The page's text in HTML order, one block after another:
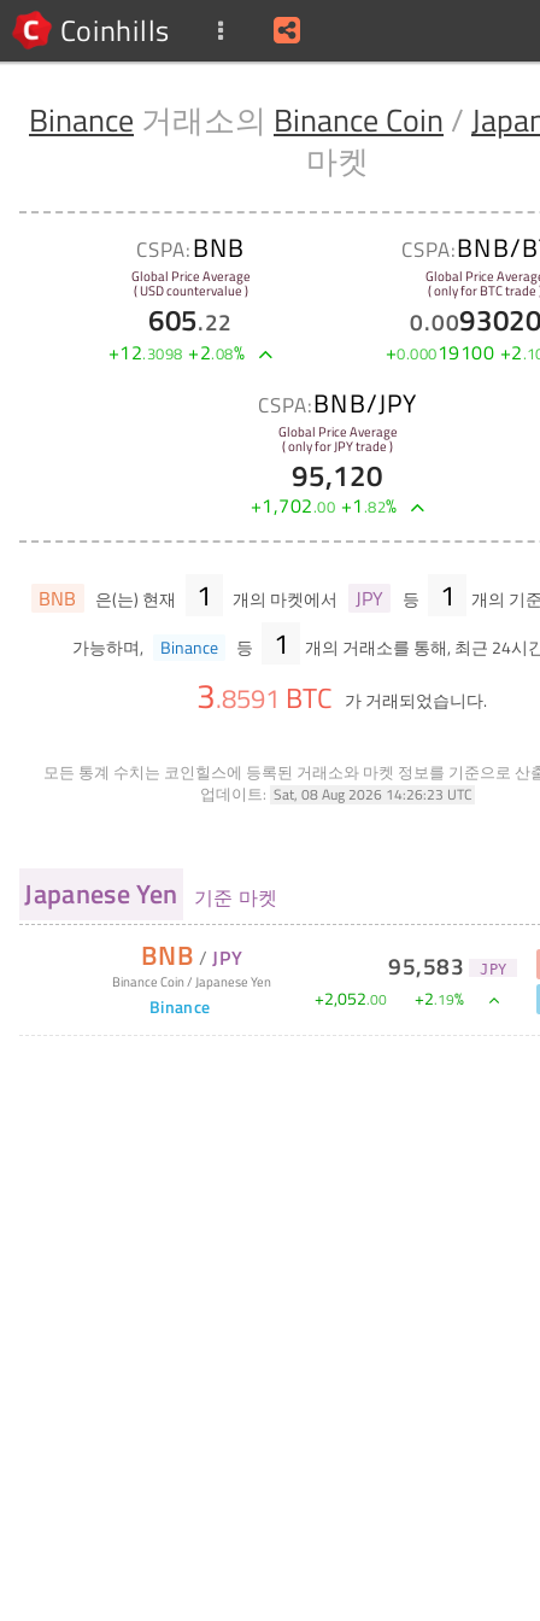
Coinhills
Binance 거래소의 Binance Coin /
마켓
CSPA:BNB
Global Price Average
( USD countervalue )
605.22
+12.3098 +2.08%
CSPA:BNB/
Global Price
( only for BTC trade
0.00
+0.00019100 +2.
CSPA:BNB/JPY
Global Price Average
( only for JPY trade )
95,120
+1,702.00 +1.82%
BNB 은(는) 현재 1 개의 마켓에서 JPY 등 1
개의 기
가능하며,
Binance 등 1 개의 거래소를 통해, 최근 24시
3.8591 BTC 가 거래되었습니다.
모든 통계 수치는 코인힐스에 등록된 거래소와 마켓 정보를 기준으로 산
업데이트: Sat, 08 Aug 2026 14:26:23 UTC
Japanese Yen 기준 마켓
BNB /JPY
Binance Coin/ Japanese Yen
Binance
95,583 JPY
+2,052.00 +2.19%